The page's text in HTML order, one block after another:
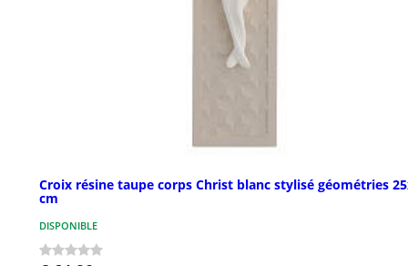
Croix résine taupe corps Christ blanc stylisé géométries
cm
DISPONIBLE